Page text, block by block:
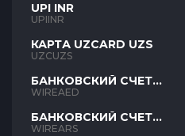
UPI INR
UPIINR
КАРТА UZCARD UZS
UZCUZS
БАНКОВСКИЙ СЧЕТ
AED
WIREAED
БАНКОВСКИЙ СЧЕТ
ARS
WIREARS